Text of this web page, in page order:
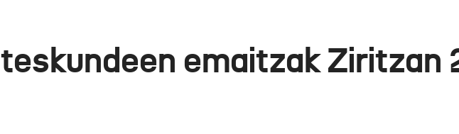
emaitzak Ziritzan